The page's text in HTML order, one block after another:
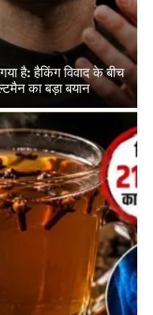
है: हैकिंग विवाद के बीच
का बड़ा बयान